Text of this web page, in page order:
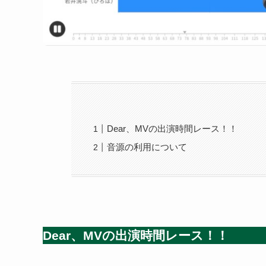
Dear、MVの出演時間レース！！
音源の利用について
Dear、MVの出演時間レース！！